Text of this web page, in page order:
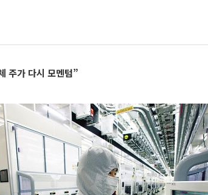
주가 다시 모멘텀”